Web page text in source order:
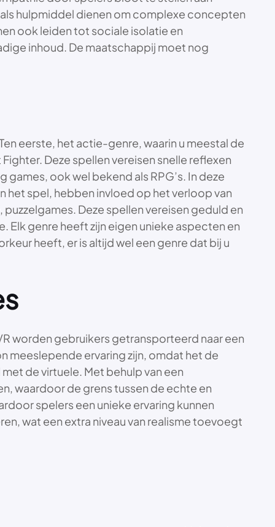
hulpmiddel dienen om complexe concepten
ook leiden tot sociale isolatie en
inhoud. De maatschappij moet nog
eerste, het actie-genre, waarin u meestal de
Deze spellen vereisen snelle reflexen
ook wel bekend als RPG’s. In deze
het spel, hebben invloed op het verloop van
Deze spellen vereisen geduld en
Elk genre heeft zijn eigen unieke aspecten en
heeft, er is altijd wel een genre dat bij u
worden gebruikers getransporteerd naar een
meeslepende ervaring zijn, omdat het de
de virtuele. Met behulp van een
waardoor de grens tussen de echte en
spelers een unieke ervaring kunnen
wat een extra niveau van realisme toevoegt